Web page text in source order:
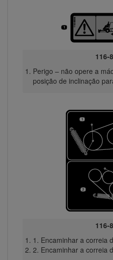
116-
Perigo – não opere a
posição de inclinação
116-
1. Encaminhar a correia
2. Encaminhar a correia